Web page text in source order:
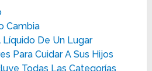
Cambia
De Un Lugar
Para Cuidar A Sus Hijos
Todas Las Categorías